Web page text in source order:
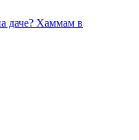
даче? Хаммам в